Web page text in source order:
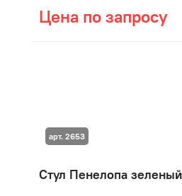
Цена по запросу
Стул Пенелопа зеленый
арт. 2653